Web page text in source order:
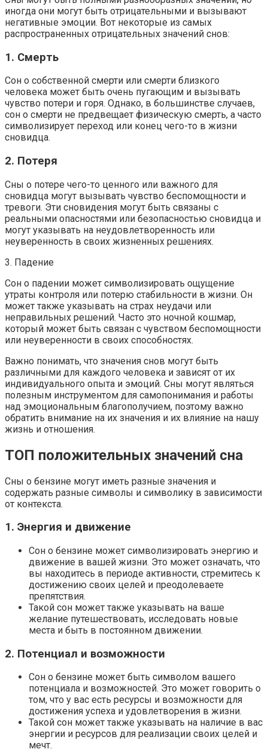
иногда они могут быть отрицательными и вызывают
негативные эмоции. Вот некоторые из самых
распространенных отрицательных значений снов:
1. Смерть
Сон о собственной смерти или смерти близкого
человека может быть очень пугающим и вызывать
чувство потери и горя. Однако, в большинстве случаев,
сон о смерти не предвещает физическую смерть, а часто
символизирует переход или конец чего-то в жизни
сновидца.
2. Потеря
Сны о потере чего-то ценного или важного для
сновидца могут вызывать чувство беспомощности и
тревоги. Эти сновидения могут быть связаны с
реальными опасностями или безопасностью сновидца и
могут указывать на неудовлетворенность или
неуверенность в своих жизненных решениях.
3. Падение
Сон о падении может символизировать ощущение
утраты контроля или потерю стабильности в жизни. Он
может также указывать на страх неудачи или
неправильных решений. Часто это ночной кошмар,
который может быть связан с чувством беспомощности
или неуверенности в своих способностях.
Важно понимать, что значения снов могут быть
различными для каждого человека и зависят от их
индивидуального опыта и эмоций. Сны могут являться
полезным инструментом для самопонимания и работы
над эмоциональным благополучием, поэтому важно
обратить внимание на их значения и их влияние на нашу
жизнь и отношения.
ТОП положительных значений сна
Сны о бензине могут иметь разные значения и
содержать разные символы и символику в зависимости
от контекста.
1. Энергия и движение
Сон о бензине может символизировать энергию и
движение в вашей жизни. Это может означать, что
вы находитесь в периоде активности, стремитесь к
достижению своих целей и преодолеваете
препятствия.
Такой сон может также указывать на ваше
желание путешествовать, исследовать новые
места и быть в постоянном движении.
2. Потенциал и возможности
Сон о бензине может быть символом вашего
потенциала и возможностей. Это может говорить о
том, что у вас есть ресурсы и возможности для
достижения успеха и удовлетворения в жизни.
Такой сон может также указывать на наличие в вас
энергии и ресурсов для реализации своих целей и
мечт.